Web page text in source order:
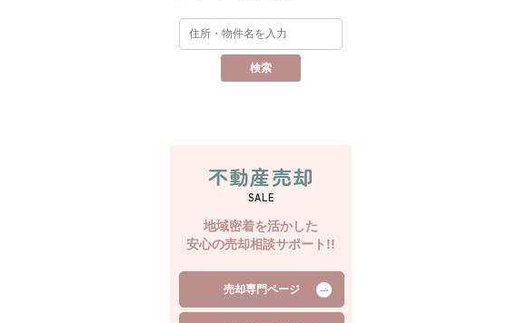
不動産売却
SALE
地域密着を活かした
安心の売却相談サポート!!
売却専門ページ